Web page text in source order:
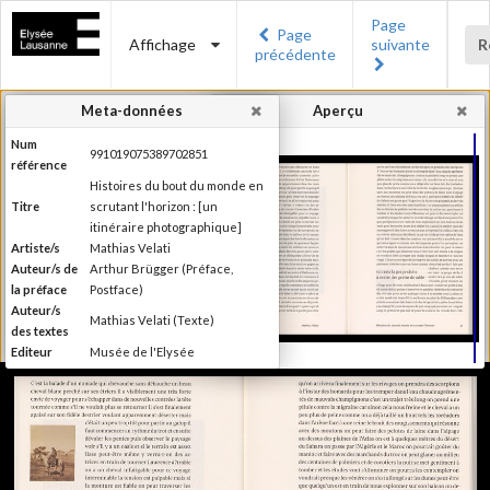
Affichage
Page
précédente
Page
suivante
Aperçu
Meta-données
Num
référence
991019075389702851
Titre
Histoires du bout du monde en
scrutant l'horizon : [un
itinéraire photographique]
Artiste/s
Mathias Velati
Auteur/s de
la préface
Arthur Brügger (Préface,
Postface)
Auteur/s
des textes
Mathias Velati (Texte)
Editeur
Musée de l'Elysée
Lieu
d'édition
Lausanne
Date
2015
Recueil de textes de Mathias
Velati dialoguant avec 25 clichés